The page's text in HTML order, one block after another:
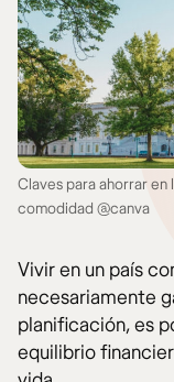
Claves para ahorrar en
comodidad @canva
Vivir en un país
necesariamente
planificación, es
equilibrio